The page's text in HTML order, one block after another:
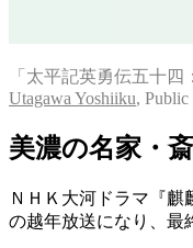
「太平記英勇伝五十
Utagawa Yoshiiku,
美濃の名家・
ＮＨＫ大河ドラマ『麒
の越年放送になり、最